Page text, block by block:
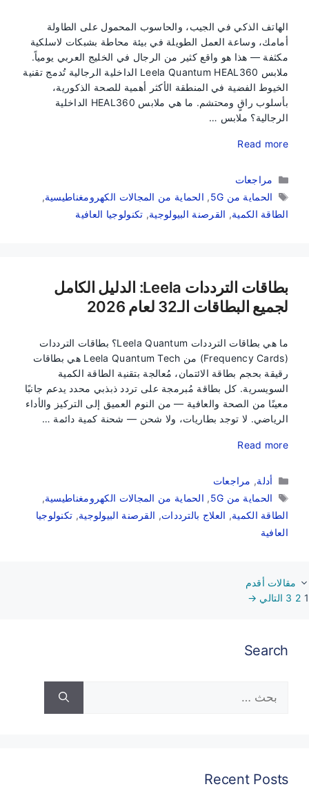
الهاتف الذكي في الجيب، والحاسوب المحمول على الطاولة
أمامك، وساعة العمل الطويلة في بيئة محاطة بشبكات لاسلكية
مكثفة — هذا هو واقع كثير من الرجال في الخليج العربي يومياً.
ملابس Leela Quantum HEAL360 الداخلية الرجالية تُدمج تقنية
الخيوط الفضية في المنطقة الأكثر أهمية للصحة الذكورية،
بأسلوب راقٍ ومحتشم. ما هي ملابس HEAL360 الداخلية
الرجالية؟ ملابس …
Read more
التصنيفات
مراجعات
الوسوم
الحماية من 5G , الحماية من المجالات الكهرومغناطيسية,
الطاقة الكمية, القرصنة البيولوجية, تكنولوجيا العافية
بطاقات الترددات Leela: الدليل الكامل
لجميع البطاقات الـ32 لعام 2026
ما هي بطاقات الترددات Leela Quantum؟ بطاقات الترددات
(Frequency Cards) من Leela Quantum Tech هي بطاقات
رقيقة بحجم بطاقة الائتمان، مُعالجة بتقنية الطاقة الكمية
السويسرية. كل بطاقة مُبرمجة على تردد ذبذبي محدد يدعم جانبًا
معينًا من الصحة والعافية — من النوم العميق إلى التركيز والأداء
الرياضي. لا توجد بطاريات، ولا شحن — شحنة كمية دائمة …
Read more
التصنيفات
أدلة, مراجعات
الوسوم
الحماية من 5G , الحماية من المجالات الكهرومغناطيسية,
الطاقة الكمية, العلاج بالترددات, القرصنة البيولوجية, تكنولوجيا
العافية
مقالات أقدم
Page
1
Page
2
Page
3 التالي →
Search
عن:
Recent Posts